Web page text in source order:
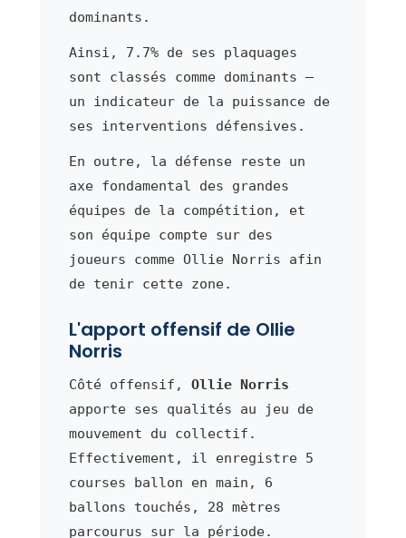
dominants.
Ainsi, 7.7% de ses plaquages
sont classés comme dominants —
un indicateur de la puissance de
ses interventions défensives.
En outre, la défense reste un
axe fondamental des grandes
équipes de la compétition, et
son équipe compte sur des
joueurs comme Ollie Norris afin
de tenir cette zone.
L'apport offensif de Ollie
Norris
Côté offensif, Ollie Norris
apporte ses qualités au jeu de
mouvement du collectif.
Effectivement, il enregistre 5
courses ballon en main, 6
ballons touchés, 28 mètres
parcourus sur la période.